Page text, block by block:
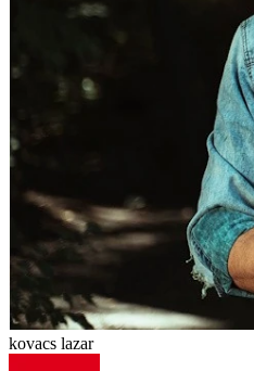
kovacs lazar